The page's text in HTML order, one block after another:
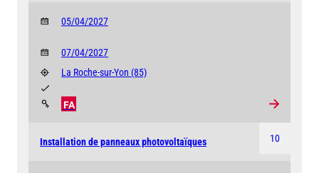
05/04/2027
07/04/2027
La Roche-sur-Yon (85)
FA
10
Installation de panneaux photovoltaïques